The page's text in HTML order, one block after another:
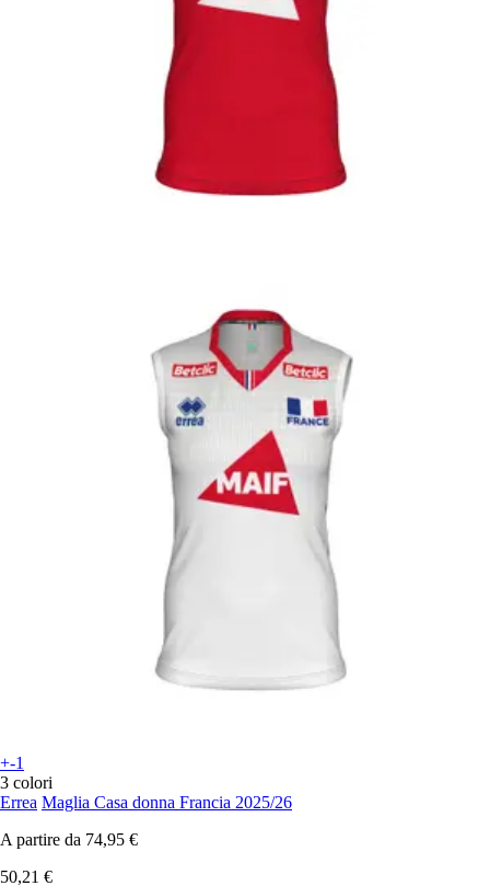
+-1
3 colori
Errea Maglia Casa donna Francia 2025/26
A partire da 74,95 €
50,21 €